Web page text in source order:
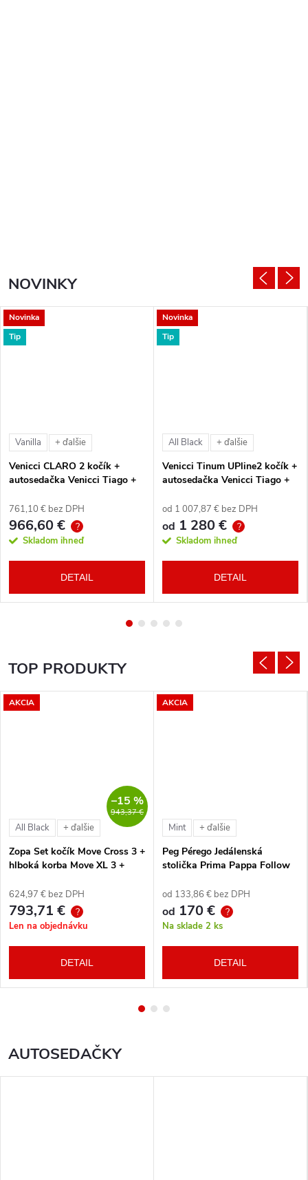
NOVINKY
Novinka
Tip
Vanilla + ďalšie
Venicci CLARO 2 kočík +
autosedačka Venicci Tiago +
761,10 € bez DPH
966,60 € ?
Skladom ihneď
DETAIL
Novinka
Tip
All Black + ďalšie
Venicci Tinum UPline2 kočík +
autosedačka Venicci Tiago +
od 1 007,87 € bez DPH
od 1 280 € ?
Skladom ihneď
DETAIL
TOP PRODUKTY
AKCIA
943,37 €
–15 %
All Black + ďalšie
Zopa Set kočík Move Cross 3 +
hlboká korba Move XL 3 +
vlastného výberu + báza
624,97 € bez DPH
793,71 € ?
Len na objednávku
DETAIL
AKCIA
Mint + ďalšie
Peg Pérego Jedálenská
stolička Prima Pappa Follow
od 133,86 € bez DPH
od 170 € ?
Na sklade 2 ks
DETAIL
AUTOSEDAČKY